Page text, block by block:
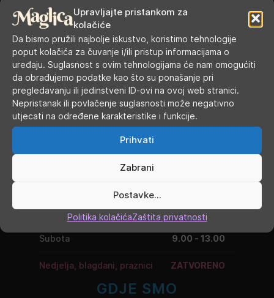
Upravljajte pristankom za
kolačiće
Da bismo pružili najbolje iskustvo, koristimo tehnologije
poput kolačića za čuvanje i/ili pristup informacijama o
uređaju. Suglasnost s ovim tehnologijama će nam omogućiti
da obrađujemo podatke kao što su ponašanje pri
pregledavanju ili jedinstveni ID-ovi na ovoj web stranici.
Nepristanak ili povlačenje suglasnosti može negativno
utjecati na određene karakteristike i funkcije.
Prihvati
Zabrani
Postavke...
Politika kolačićaZaštita privatnosti
RADNO VRIJEME
Ponedjeljak 9.00 - 19.00
Srijeda 9.00 - 16.00
Petak 9.00 - 19.00
Subota 9.00 - 13.00
Nedjelja, blagdani, praznici ZATVORENO
GDJE SMO